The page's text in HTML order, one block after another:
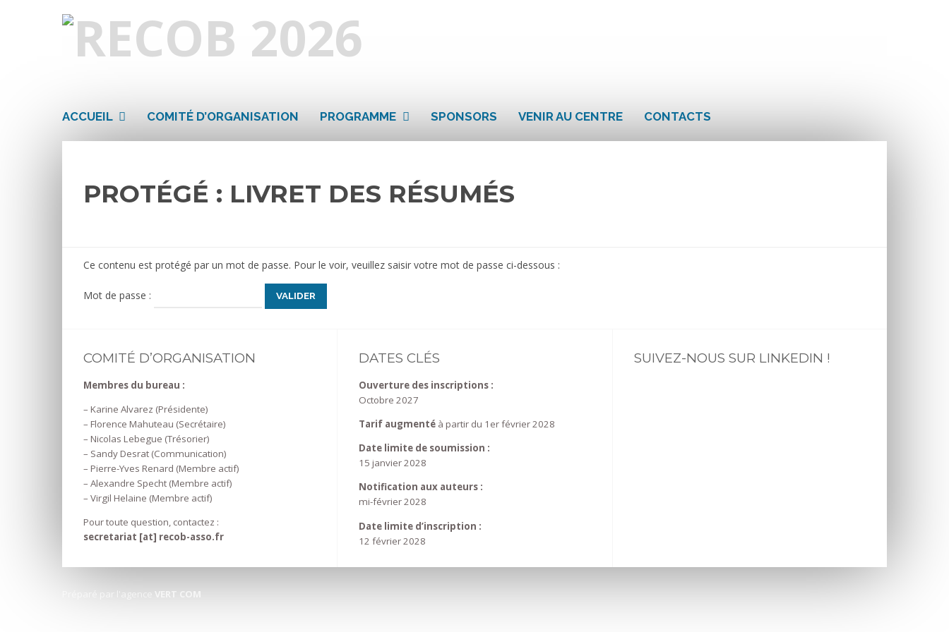
ACCUEIL COMITÉ D’ORGANISATION PROGRAMME SPONSORS VENIR AU CENTRE CONTACTS
PROTÉGÉ : LIVRET DES RÉSUMÉS
Ce contenu est protégé par un mot de passe. Pour le voir, veuillez saisir votre mot de passe ci-dessous :
Mot de passe :
COMITÉ D’ORGANISATION
Membres du bureau :
– Karine Alvarez (Présidente)
– Florence Mahuteau (Secrétaire)
– Nicolas Lebegue (Trésorier)
– Sandy Desrat (Communication)
– Pierre-Yves Renard (Membre actif)
– Alexandre Specht (Membre actif)
– Virgil Helaine (Membre actif)
Pour toute question, contactez :
secretariat [at] recob-asso.fr
DATES CLÉS
Ouverture des inscriptions :
Octobre 2027
Tarif augmenté à partir du 1er février 2028
Date limite de soumission :
15 janvier 2028
Notification aux auteurs :
mi-février 2028
Date limite d’inscription :
12 février 2028
SUIVEZ-NOUS SUR LINKEDIN !
Préparé par l'agence VERT COM